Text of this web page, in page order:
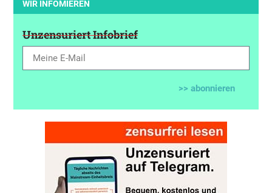
WIR INFOMIEREN
Unzensuriert Infobrief
>> abonnieren